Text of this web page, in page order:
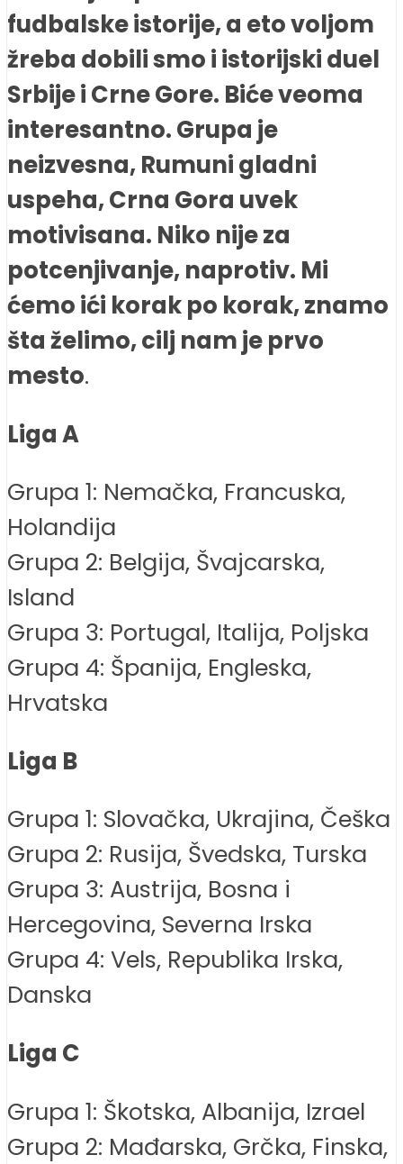
fudbalske istorije, a eto voljom
žreba dobili smo i istorijski duel
Srbije i Crne Gore. Biće veoma
interesantno. Grupa je
neizvesna, Rumuni gladni
uspeha, Crna Gora uvek
motivisana. Niko nije za
potcenjivanje, naprotiv. Mi
ćemo ići korak po korak, znamo
šta želimo, cilj nam je prvo
mesto.
Liga A
Grupa 1: Nemačka, Francuska,
Holandija
Grupa 2: Belgija, Švajcarska,
Island
Grupa 3: Portugal, Italija, Poljska
Grupa 4: Španija, Engleska,
Hrvatska
Liga B
Grupa 1: Slovačka, Ukrajina, Češka
Grupa 2: Rusija, Švedska, Turska
Grupa 3: Austrija, Bosna i
Hercegovina, Severna Irska
Grupa 4: Vels, Republika Irska,
Danska
Liga C
Grupa 1: Škotska, Albanija, Izrael
Grupa 2: Mađarska, Grčka, Finska,